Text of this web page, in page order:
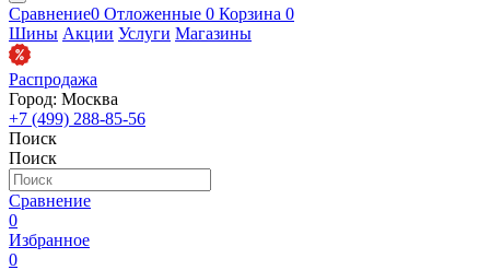
Сравнение0 Отложенные 0 Корзина 0
Шины Акции Услуги Магазины
Распродажа
Город: Москва
+7 (499) 288-85-56
Поиск
Поиск
Сравнение
0
Избранное
0